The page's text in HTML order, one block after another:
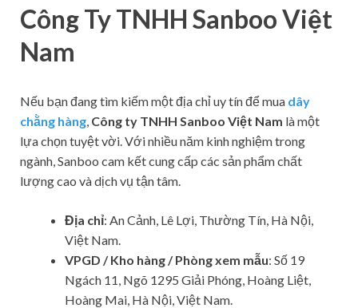
Công Ty TNHH Sanboo Việt
Nam
Nếu bạn đang tìm kiếm một địa chỉ uy tín để mua dây
chằng hàng Công ty TNHH Sanboo Việt Nam là một
lựa chọn tuyệt vời. Với nhiều năm kinh nghiệm trong
ngành, Sanboo cam kết cung cấp các sản phẩm chất
lượng cao và dịch vụ tận tâm.
Địa chỉ: An Cảnh, Lê Lợi, Thường Tín, Hà Nội,
Việt Nam.
VPGD / Kho hàng / Phòng xem mẫu: Số 19
Ngách 11, Ngõ 1295 Giải Phóng, Hoàng Liệt,
Hoàng Mai, Hà Nội, Việt Nam.